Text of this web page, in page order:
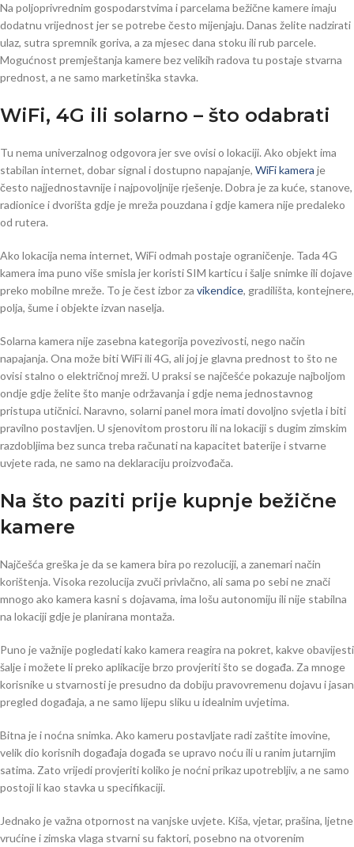
Na poljoprivrednim gospodarstvima i parcelama bežične kamere imaju
dodatnu vrijednost jer se potrebe često mijenjaju. Danas želite nadzirati
ulaz, sutra spremnik goriva, a za mjesec dana stoku ili rub parcele.
Mogućnost premještanja kamere bez velikih radova tu postaje stvarna
prednost, a ne samo marketinška stavka.
WiFi, 4G ili solarno – što odabrati
Tu nema univerzalnog odgovora jer sve ovisi o lokaciji. Ako objekt ima
stabilan internet, dobar signal i dostupno napajanje, WiFi kamera je
često najjednostavnije i najpovoljnije rješenje. Dobra je za kuće, stanove,
radionice i dvorišta gdje je mreža pouzdana i gdje kamera nije predaleko
od rutera.
Ako lokacija nema internet, WiFi odmah postaje ograničenje. Tada 4G
kamera ima puno više smisla jer koristi SIM karticu i šalje snimke ili dojave
preko mobilne mreže. To je čest izbor za vikendice, gradilišta, kontejnere,
polja, šume i objekte izvan naselja.
Solarna kamera nije zasebna kategorija povezivosti, nego način
napajanja. Ona može biti WiFi ili 4G, ali joj je glavna prednost to što ne
ovisi stalno o električnoj mreži. U praksi se najčešće pokazuje najboljom
ondje gdje želite što manje održavanja i gdje nema jednostavnog
pristupa utičnici. Naravno, solarni panel mora imati dovoljno svjetla i biti
pravilno postavljen. U sjenovitom prostoru ili na lokaciji s dugim zimskim
razdobljima bez sunca treba računati na kapacitet baterije i stvarne
uvjete rada, ne samo na deklaraciju proizvođača.
Na što paziti prije kupnje bežične
kamere
Najčešća greška je da se kamera bira po rezoluciji, a zanemari način
korištenja. Visoka rezolucija zvuči privlačno, ali sama po sebi ne znači
mnogo ako kamera kasni s dojavama, ima lošu autonomiju ili nije stabilna
na lokaciji gdje je planirana montaža.
Puno je važnije pogledati kako kamera reagira na pokret, kakve obavijesti
šalje i možete li preko aplikacije brzo provjeriti što se događa. Za mnoge
korisnike u stvarnosti je presudno da dobiju pravovremenu dojavu i jasan
pregled događaja, a ne samo lijepu sliku u idealnim uvjetima.
Bitna je i noćna snimka. Ako kameru postavljate radi zaštite imovine,
velik dio korisnih događaja događa se upravo noću ili u ranim jutarnjim
satima. Zato vrijedi provjeriti koliko je noćni prikaz upotrebljiv, a ne samo
postoji li kao stavka u specifikaciji.
Jednako je važna otpornost na vanjske uvjete. Kiša, vjetar, prašina, ljetne
vrućine i zimska vlaga stvarni su faktori, posebno na otvorenim